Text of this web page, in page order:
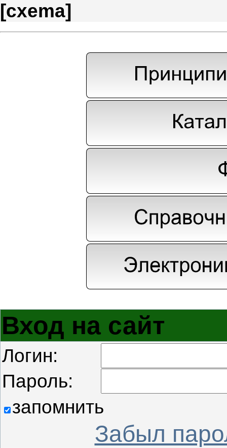
[cxema]
Вход на сайт
Логин:
Пароль:
запомнить
Забыл